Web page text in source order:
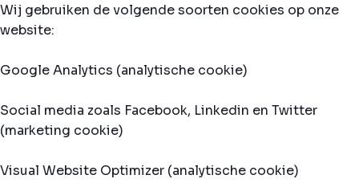
Wij gebruiken de volgende soorten cookies op onze
website:
Google Analytics (analytische cookie)
Social media zoals Facebook, Linkedin en Twitter
(marketing cookie)
Visual Website Optimizer (analytische cookie)